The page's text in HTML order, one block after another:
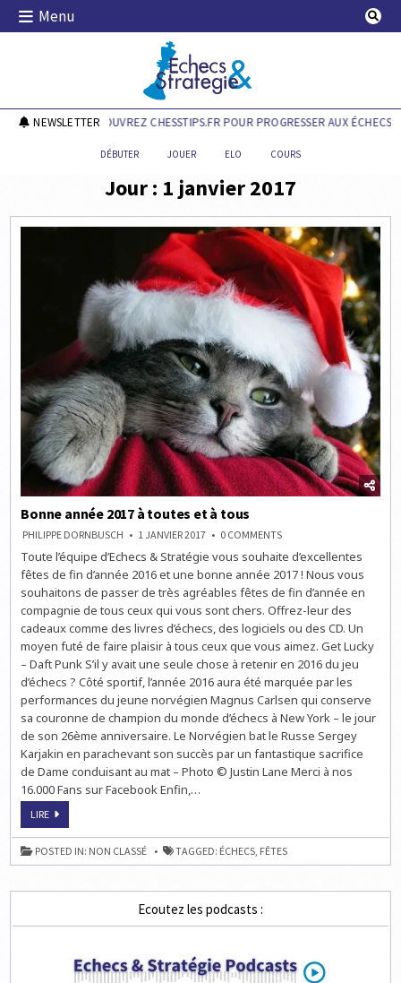
Skip
Menu
Echecs & Stratégie
NEWSLETTERDÉCOUVREZ CHESSTIPS.FR POUR PROGRESSER AUX ÉCHECS !
DÉBUTER JOUER ELO COURS
Jour : 1 janvier 2017
Bonne année 2017 à toutes et à tous
PHILIPPE DORNBUSCH 1 JANVIER 2017 0 COMMENTSON
ANNÉE
À
TOUTES
ET
À
Toute l’équipe d’Echecs & Stratégie vous souhaite d’excellentes
fêtes de fin d’année 2016 et une bonne année 2017 ! Nous vous
souhaitons de passer de très agréables fêtes de fin d’année en
compagnie de tous ceux qui vous sont chers. Offrez-leur des
cadeaux comme des livres d’échecs, des logiciels ou des CD. Un
moyen futé de faire plaisir à tous ceux que vous aimez. Get Lucky
– Daft Punk S’il y avait une seule chose à retenir en 2016 du jeu
d’échecs ? Côté sportif, l’année 2016 aura été marquée par les
performances du jeune norvégien Magnus Carlsen qui conserve
sa couronne de champion du monde d’échecs à New York – le jour
de son 26ème anniversaire. Le Norvégien bat le Russe Sergey
Karjakin en parachevant son succès par un fantastique sacrifice
de Dame conduisant au mat – Photo © Justin Lane Merci à nos
16.000 Fans sur Facebook Enfin,…
LIREBONNE
2017
À
TOUTES
ET
TOUS
POSTED IN: NON CLASSÉ TAGGED: ÉCHECS, FÊTES
Ecoutez les podcasts :